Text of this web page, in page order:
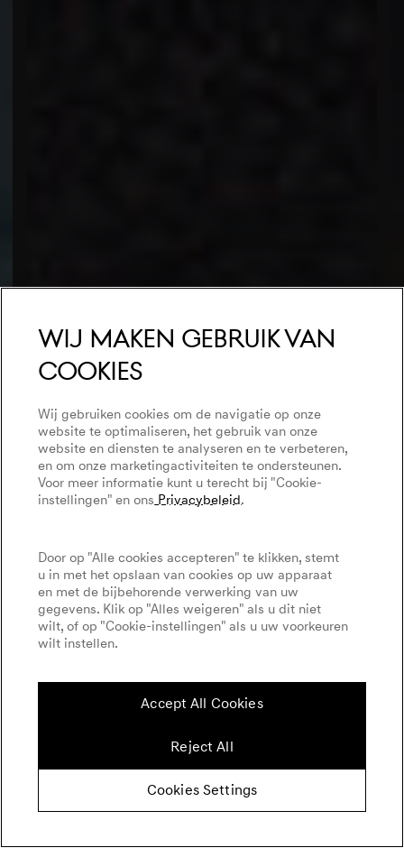
Wij maken gebruik van
cookies
Wij gebruiken cookies om de navigatie op onze
website te optimaliseren, het gebruik van onze
website en diensten te analyseren en te verbeteren,
en om onze marketingactiviteiten te ondersteunen.
Voor meer informatie kunt u terecht bij "Cookie-
instellingen" en onsPrivacybeleid.
Door op "Alle cookies accepteren" te klikken, stemt
u in met het opslaan van cookies op uw apparaat
en met de bijbehorende verwerking van uw
gegevens. Klik op "Alles weigeren" als u dit niet
wilt, of op "Cookie-instellingen" als u uw voorkeuren
wilt instellen.
Accept All Cookies
Reject All
Cookies Settings